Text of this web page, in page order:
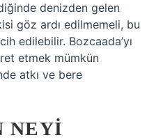
denizden gelen
göz ardı edilmemeli, bu
edilebilir. Bozcaada’yı
etmek mümkün
atkı ve bere
NEYI